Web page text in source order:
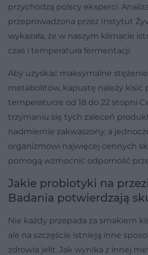
przychodzą polscy eksperci.
przeprowadzona przez Instytut
wykazała, że w naszym klimacie
czas i temperatura fermentacji.
Aby uzyskać maksymalne
metabolitów, kapustę należy kisić
temperaturze od 18 do 22 stopni
trzymaniu się tych zaleceń
nadmiernie zakwaszony, a
organizmowi najwięcej cennych
pomogą wzmocnić odporność
Jakie probiotyki na
Badania potwierdzają
Nie każdy przepada za smakiem
ale na szczęście istnieją inne
zdrowia jelit. Jak wynika z innej